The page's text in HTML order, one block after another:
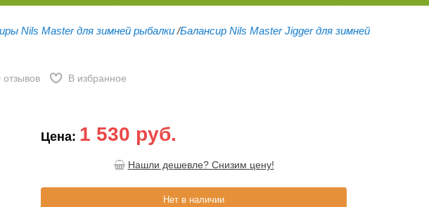
Nils Master для зимней рыбалки /Балансир Nils Master Jigger для зимней
отзывов В избранное
Цена: 1 530 руб.
Нашли дешевле? Снизим цену!
Нет в наличии